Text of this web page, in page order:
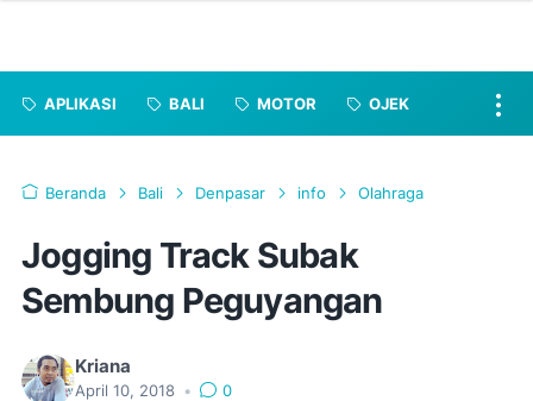
APLIKASI BALI MOTOR OJEK
Beranda Bali Denpasar info Olahraga
Jogging Track Subak
Sembung Peguyangan
Kriana
April 10, 2018 •
0